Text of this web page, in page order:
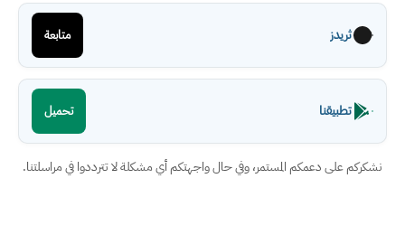
ثريدز متابعة
تطبيقنا تحميل
نشكركم على دعمكم المستمر، وفي حال واجهتكم أي مشكلة لا تترددوا في مراسلتنا.